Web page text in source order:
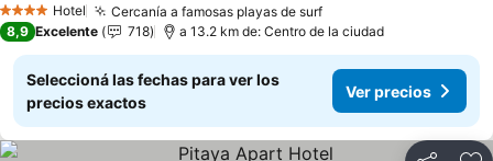
4 EstrellasHotel Cercanía a famosas playas de surf
8,9 Excelente 718 a 13.2 km de: Centro de la ciudad
Seleccioná las fechas para ver los
precios exactos
Ver precios